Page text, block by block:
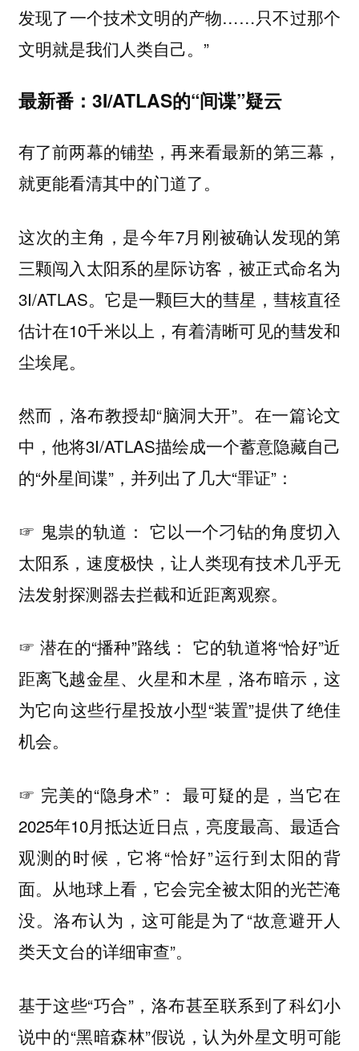
发现了一个技术文明的产物……只不过那个
文明就是我们人类自己。”
最新番：3I/ATLAS的“间谍”疑云
有了前两幕的铺垫，再来看最新的第三幕，
就更能看清其中的门道了。
这次的主角，是今年7月刚被确认发现的第
三颗闯入太阳系的星际访客，被正式命名为
3I/ATLAS。它是一颗巨大的彗星，彗核直径
估计在10千米以上，有着清晰可见的彗发和
尘埃尾。
然而，洛布教授却“脑洞大开”。在一篇论文
中，他将3I/ATLAS描绘成一个蓄意隐藏自己
的“外星间谍”，并列出了几大“罪证”：
☞ 鬼祟的轨道： 它以一个刁钻的角度切入
太阳系，速度极快，让人类现有技术几乎无
法发射探测器去拦截和近距离观察。
☞ 潜在的“播种”路线： 它的轨道将“恰好”近
距离飞越金星、火星和木星，洛布暗示，这
为它向这些行星投放小型“装置”提供了绝佳
机会。
☞ 完美的“隐身术”： 最可疑的是，当它在
2025年10月抵达近日点，亮度最高、最适合
观测的时候，它将“恰好”运行到太阳的背
面。从地球上看，它会完全被太阳的光芒淹
没。洛布认为，这可能是为了“故意避开人
类天文台的详细审查”。
基于这些“巧合”，洛布甚至联系到了科幻小
说中的“黑暗森林”假说，认为外星文明可能